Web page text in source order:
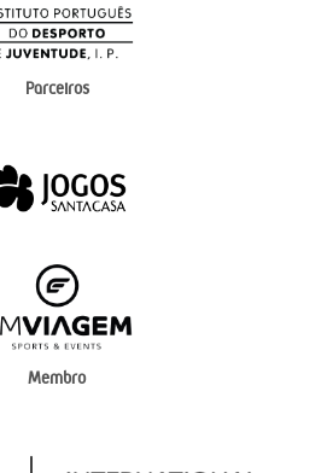
Parceiros
Membro